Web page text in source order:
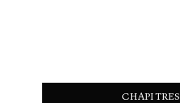
CHAPITRES